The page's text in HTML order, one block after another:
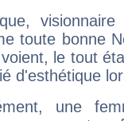
toute bonne
le tout
d'esthétique
une